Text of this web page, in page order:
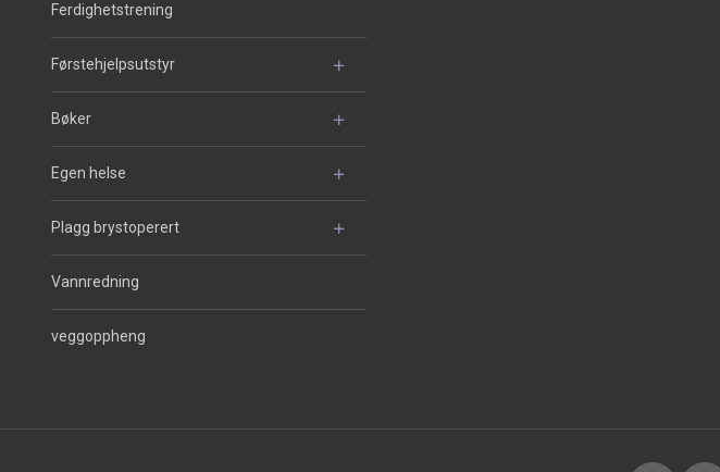
Ferdighetstrening
Førstehjelpsutstyr
Bøker
Egen helse
Plagg brystoperert
Vannredning
veggoppheng